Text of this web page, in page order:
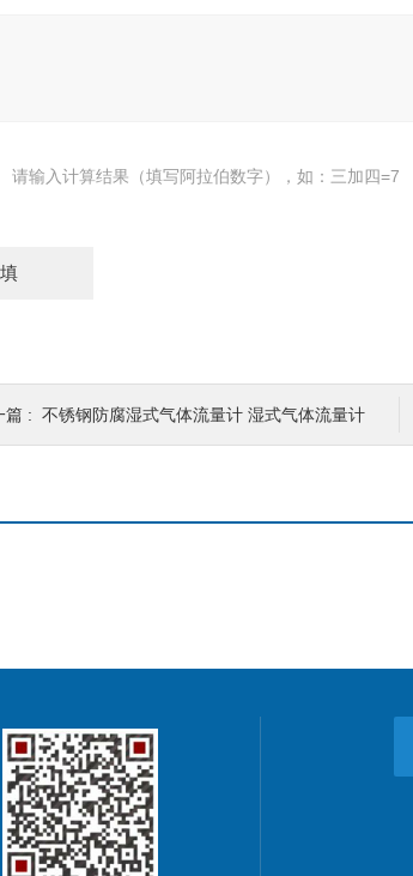
请输入计算结果（填写阿拉伯数字），如：三加四=7
篇 : 不锈钢防腐湿式气体流量计 湿式气体流量计